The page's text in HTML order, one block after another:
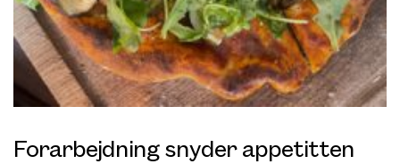
Forarbejdning snyder appetitten